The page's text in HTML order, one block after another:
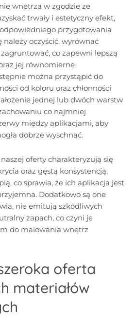
wnętrza w zgodzie ze
trwały i estetyczny efekt,
przygotowania
należy oczyścić, wyrównać
co zapewni lepszą
jej równomierne
można przystąpić do
od koloru oraz chłonności
jednej lub dwóch warstw
co najmniej
między aplikacjami, aby
dobrze wyschnąć.
oferty charakteryzują się
oraz gęstą konsystencją,
co sprawia, że ich aplikacja jest
Dodatkowo są one
nie emitują szkodliwych
zapach, co czyni je
do malowania wnętrz
oferta
materiałów